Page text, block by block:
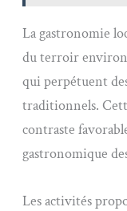
La gastronomie
du terroir
qui perpétuent
traditionnels.
contraste
gastronomique
Les activités